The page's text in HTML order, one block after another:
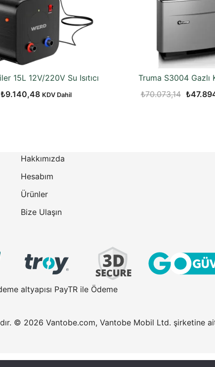
15L 12V/220V Su Isıtıcı
Orijinal
₺9.140,48Şu
KDV Dahil
Truma S3004 Gazlı
₺70.073,14 Orijinal
₺
Hakkımızda
Hesabım
Ürünler
Bize Ulaşın
altyapısı PayTR ile Ödeme
© 2026 Vantobe.com, Vantobe Mobil Ltd. şirketine